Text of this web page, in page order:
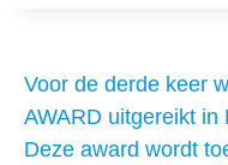
Voor de derde keer
AWARD uitgereikt in
Deze award wordt